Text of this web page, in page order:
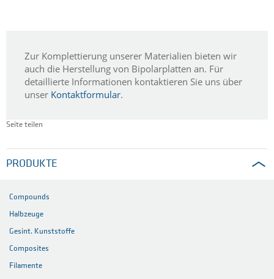
Zur Komplettierung unserer Materialien bieten wir
auch die Herstellung von Bipolarplatten an. Für
detaillierte Informationen kontaktieren Sie uns über
unser Kontaktformular.
Seite teilen
PRODUKTE
Compounds
Halbzeuge
Gesint. Kunststoffe
Composites
Filamente